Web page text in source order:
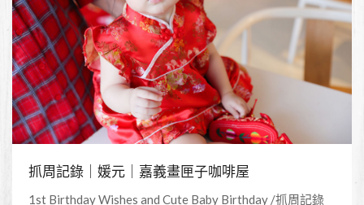
抓周記錄｜媛元｜嘉義畫匣子咖啡屋
1st Birthday Wishes and Cute Baby Birthday /抓周記錄